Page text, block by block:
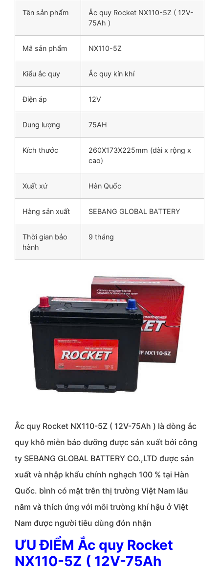
Tên sản phẩm
Ắc quy Rocket NX110-5Z ( 12V-
75Ah )
Mã sản phẩm NX110-5Z
Kiểu ắc quy Ắc quy kín khí
Điện áp 12V
Dung lượng 75AH
Kích thước
260X173X225mm (dài x rộng x
cao)
Xuất xứ Hàn Quốc
Hàng sản xuất SEBANG GLOBAL BATTERY
Thời gian bảo
hành
9 tháng
Ắc quy Rocket NX110-5Z ( 12V-75Ah ) là dòng ắc
quy khô miễn bảo dưỡng được sản xuất bởi công
ty SEBANG GLOBAL BATTERY CO.,LTD được sản
xuất và nhập khẩu chính nghạch 100 % tại Hàn
Quốc. bình có mặt trên thị trường Việt Nam lâu
năm và thích ứng với môi trường khí hậu ở Việt
Nam được người tiêu dùng đón nhận
ƯU ĐIỂM Ắc quy Rocket
NX110-5Z ( 12V-75Ah